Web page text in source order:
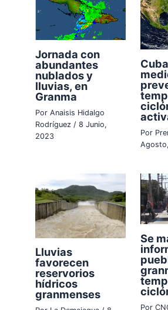
Jornada con
abundantes
nublados y
lluvias, en
Granma
PorAnaisis Hidalgo
Rodríguez /8 Junio,
2023
Por
Lluvias
favorecen
reservorios
hídricos
granmenses
Se
Por